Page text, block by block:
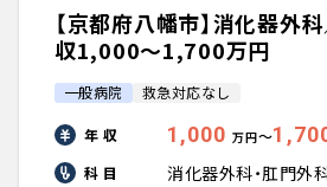
【京都府八幡市】消化器外
収1,000〜1,700万円
一般病院 救急対応なし
年 収 1,000 万円〜
科 目 消化器外科・肛門外